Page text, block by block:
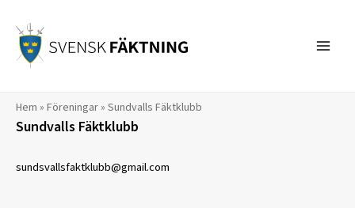
innehåll
Hem » Föreningar» Sundvalls Fäktklubb
Sundvalls Fäktklubb
sundsvallsfaktklubb@gmail.com